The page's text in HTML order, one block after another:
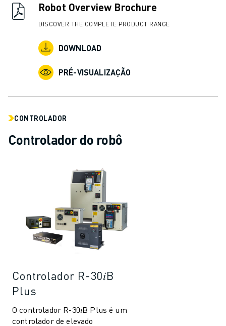
EVENTOS EDUCATIVOS
SOBRE A FANUC
FANUC NA EUROPA
SUSTENTABILIDADE
JUNTE-SE A NÓS » PORTAL DE EMPREGO
CONTACTO
Robot Overview Brochure
DISCOVER THE COMPLETE PRODUCT RANGE
DOWNLOAD
PRÉ-VISUALIZAÇÃO
CONTROLADOR
Controlador do robô
Controlador R-30𝑖B
Plus
O controlador R-30𝑖B Plus é um
controlador de elevado